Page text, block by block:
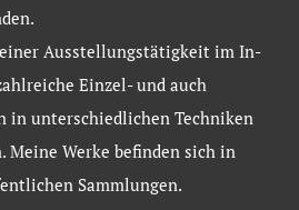
Ausstellungstätigkeit im In-
Einzel- und auch
in unterschiedlichen Techniken
Meine Werke befinden sich in
Sammlungen.